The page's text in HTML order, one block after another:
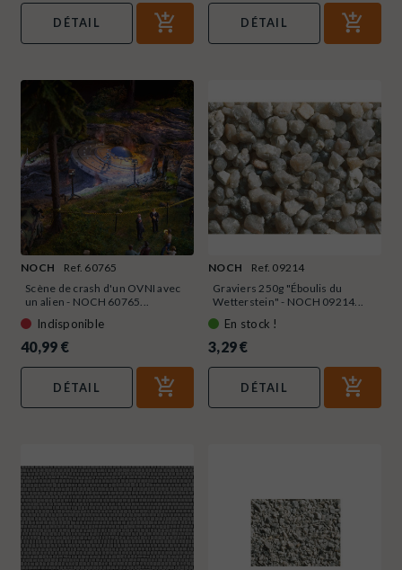
DÉTAIL DÉTAIL
NOCH
Ref. 60765
Scène de crash d'un OVNI avec
un alien - NOCH 60765...
Indisponible
40,99 €
DÉTAIL
NOCH
Ref. 09214
Graviers 250g "Éboulis du
Wetterstein" - NOCH 09214...
En stock !
3,29 €
DÉTAIL